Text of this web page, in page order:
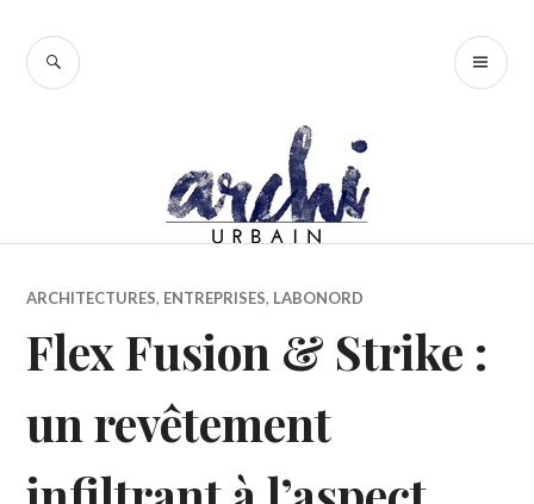
contenu
RECHERCHE
ARCHITECTURES, ENTREPRISES, LABONORD
Flex Fusion & Strike :
un revêtement